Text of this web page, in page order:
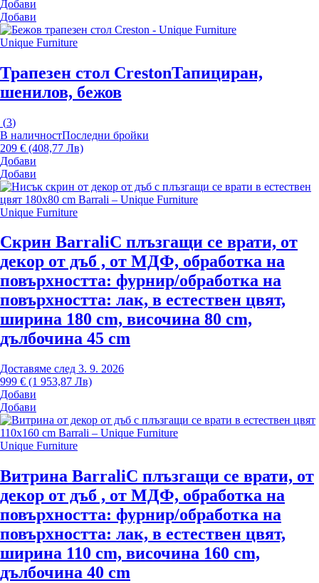
Добави
Добави
Unique Furniture
Трапезен стол CrestonТапициран,
шенилов, бежов
(3)
В наличностПоследни бройки
209 € (408,77 Лв)
Добави
Добави
Unique Furniture
Скрин BarraliС плъзгащи се врати, от
декор от дъб , от МДФ, oбработка на
повърхността: фурнир/oбработка на
повърхността: лак, в естествен цвят,
ширина 180 cm, височина 80 cm,
дълбочина 45 cm
Доставяме след 3. 9. 2026
999 € (1 953,87 Лв)
Добави
Добави
Unique Furniture
Витрина BarraliС плъзгащи се врати, от
декор от дъб , от МДФ, oбработка на
повърхността: фурнир/oбработка на
повърхността: лак, в естествен цвят,
ширина 110 cm, височина 160 cm,
дълбочина 40 cm